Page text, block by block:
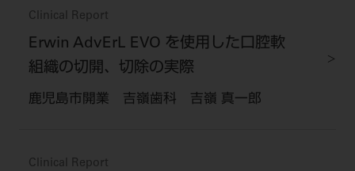
Clinical Report
Erwin AdvErL EVO を使用した口腔軟
組織の切開、切除の実際
鹿児島市開業 吉嶺歯科 吉嶺 真一郎
Clinical Report